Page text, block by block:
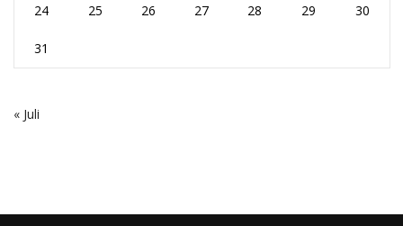
24 25 26 27 28 29 30
31
« Juli